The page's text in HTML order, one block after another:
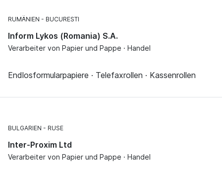
RUMÄNIEN BUCURESTI
Inform Lykos (Romania) S.A.
Verarbeiter von Papier und Pappe · Handel
Endlosformularpapiere · Telefaxrollen · Kassenrollen
BULGARIEN RUSE
Inter-Proxim Ltd
Verarbeiter von Papier und Pappe · Handel